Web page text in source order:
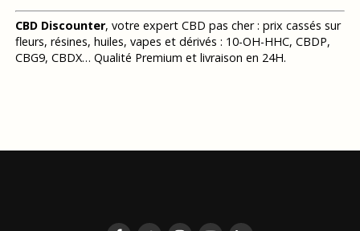
CBD Discounter, votre expert CBD pas cher : prix cassés sur
fleurs, résines, huiles, vapes et dérivés : 10-OH-HHC, CBDP,
CBG9, CBDX… Qualité Premium et livraison en 24H.